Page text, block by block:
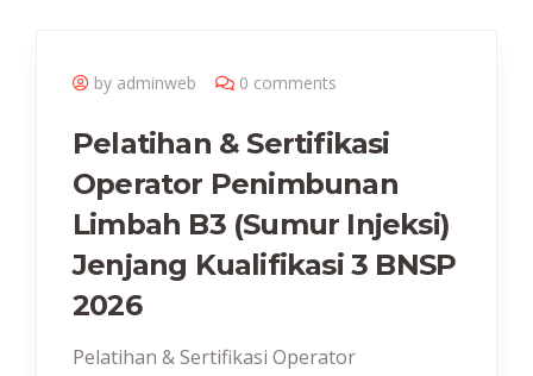
by adminweb 0 comments
Pelatihan & Sertifikasi
Operator Penimbunan
Limbah B3 (Sumur Injeksi)
Jenjang Kualifikasi 3 BNSP
2026
Pelatihan & Sertifikasi Operator